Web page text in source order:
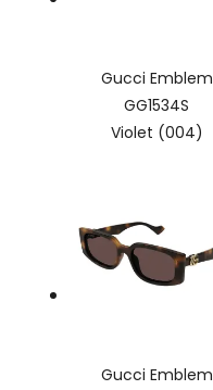
Gucci Emblem
GG1534S
Violet (004)
Gucci Emblem